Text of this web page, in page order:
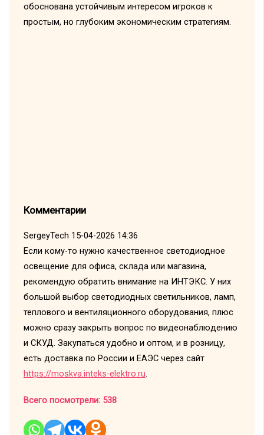
обоснована устойчивым интересом игроков к
простым, но глубоким экономическим стратегиям.
Комментарии
SergeyTech 15-04-2026 14:36
Если кому-то нужно качественное светодиодное
освещение для офиса, склада или магазина,
рекомендую обратить внимание на ИНТЭКС. У них
большой выбор светодиодных светильников, ламп,
теплового и вентиляционного оборудования, плюс
можно сразу закрыть вопрос по видеонаблюдению
и СКУД. Закупаться удобно и оптом, и в розницу,
есть доставка по России и ЕАЭС через сайт
https://moskva.inteks-elektro.ru.
Всего посмотрели: 538